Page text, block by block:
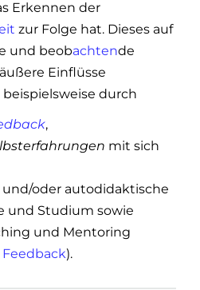
Erkennen der
zur Folge hat. Dieses auf
und beobachtende
Einflüsse
durch
,
mit sich
oder autodidaktische
und Studium sowie
und Mentoring
Feedback).